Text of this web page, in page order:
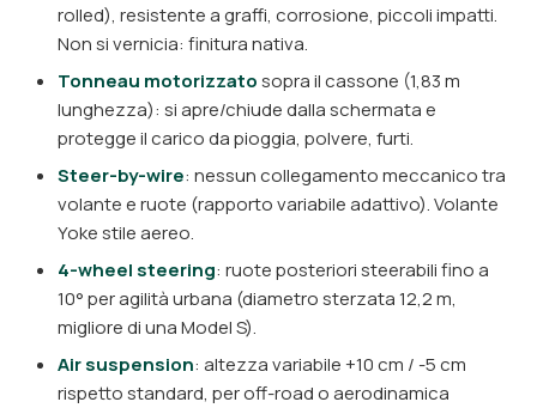
rolled), resistente a graffi, corrosione, piccoli impatti.
Non si vernicia: finitura nativa.
Tonneau motorizzatosopra il cassone (1,83 m
lunghezza): si apre/chiude dalla schermata e
protegge il carico da pioggia, polvere, furti.
Steer-by-wire: nessun collegamento meccanico tra
volante e ruote (rapporto variabile adattivo). Volante
Yoke stile aereo.
4-wheel steering: ruote posteriori steerabili fino a
10° per agilità urbana (diametro sterzata 12,2 m,
migliore di una Model S).
Air suspension: altezza variabile +10 cm / -5 cm
rispetto standard, per off-road o aerodinamica